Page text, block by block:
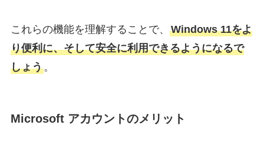
これらの機能を理解することで、 Windows 11をよ
り便利に、そして安全に利用できるようになるで
しょう。
Microsoft アカウントのメリット